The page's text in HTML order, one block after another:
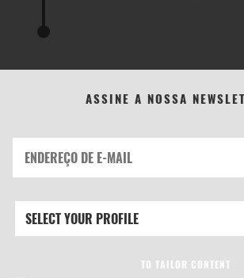
ASSINE A NOSSA
TO TAILOR CONTENT